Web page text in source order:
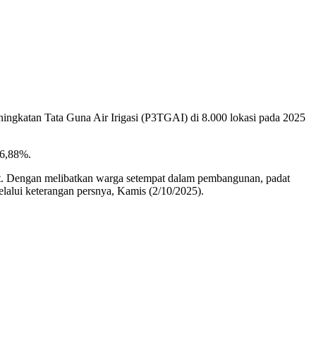
Tata Guna Air Irigasi (P3TGAI) di 8.000 lokasi pada 2025
melibatkan warga setempat dalam pembangunan, padat
keterangan persnya, Kamis (2/10/2025).